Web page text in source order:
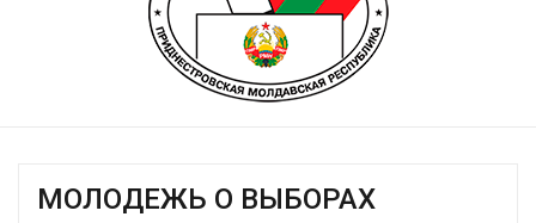
МОЛОДЕЖЬ О ВЫБОРАХ